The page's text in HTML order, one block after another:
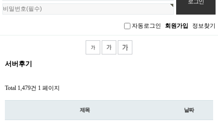
원
로
자동로그인 회원가입 정보찾기
서버후기
Total 1,479건 1 페이지
제목 날짜